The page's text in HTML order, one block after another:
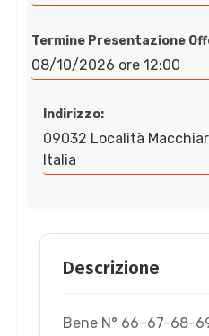
Termine Presentazione
08/10/2026 ore 12:00
Indirizzo:
09032 Località
Italia
Descrizione
Bene N° 66–67-68-